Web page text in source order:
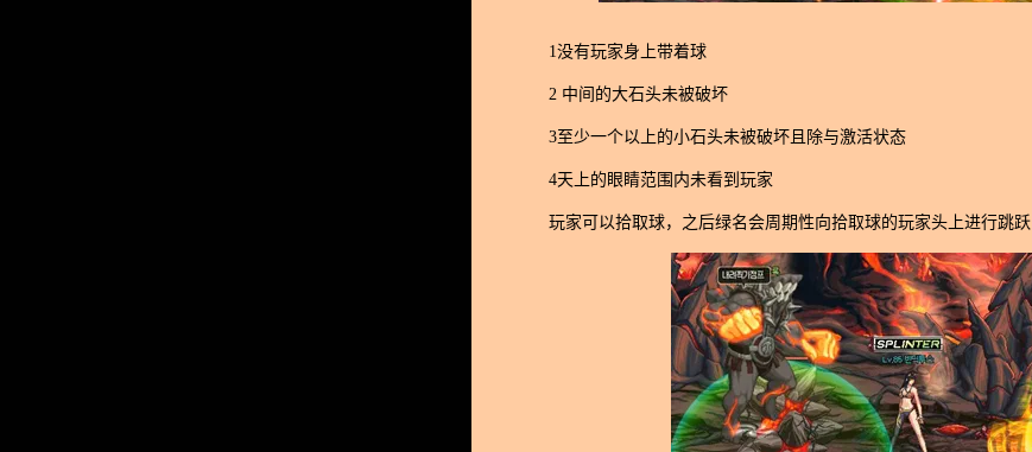
1没有玩家身上带着球
2 中间的大石头未被破坏
3至少一个以上的小石头未被破坏且除与激活状态
4天上的眼睛范围内未看到玩家
玩家可以拾取球，之后绿名会周期性向拾取球的玩家头上进行跳跃